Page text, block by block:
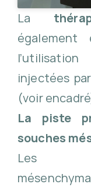
La
injectées
(voir
La piste
souches
Les